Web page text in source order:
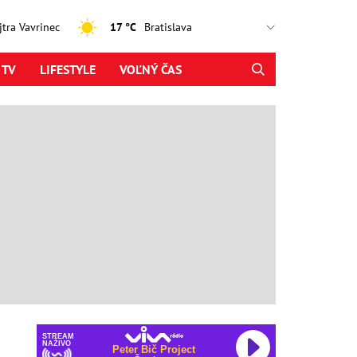
Vavrinec 17 °C
LIFESTYLE VOĽNÝ ČAS
STREAM
NAŽIVO
Peter Bič Project